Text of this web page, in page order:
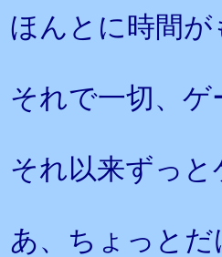
ほんとに時間
それで一切、
それ以来ずっ
あ、ちょっと